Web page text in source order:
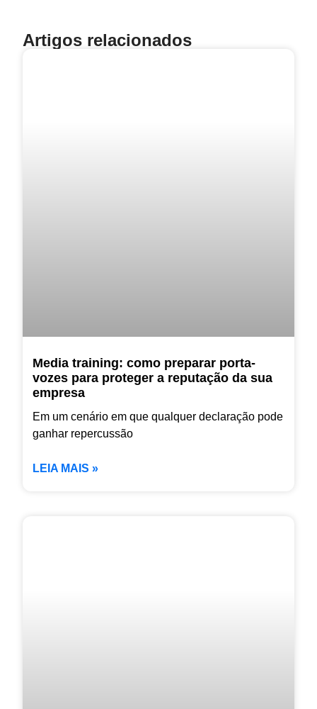
Artigos relacionados
Media training: como preparar porta-
vozes para proteger a reputação da sua
empresa
Em um cenário em que qualquer declaração pode
ganhar repercussão
LEIA MAIS »